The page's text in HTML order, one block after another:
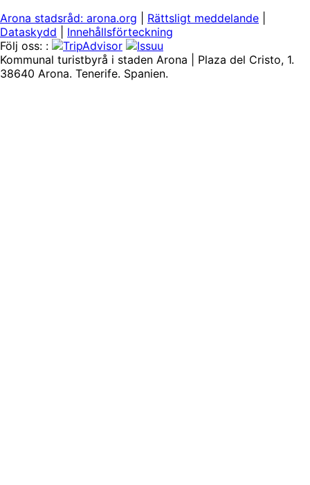
Arona stadsråd: arona.org
Rättsligt meddelande
Dataskydd
Innehållsförteckning
Följ oss: :
Kommunal turistbyrå i staden Arona | Plaza del Cristo, 1.
38640 Arona. Tenerife. Spanien.